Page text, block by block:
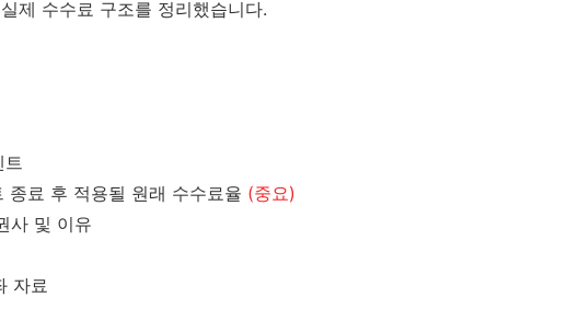
제 수수료 구조를 정리했습니다.
트
종료 후 적용될 원래 수수료율 (중요)
사 및 이유
자료